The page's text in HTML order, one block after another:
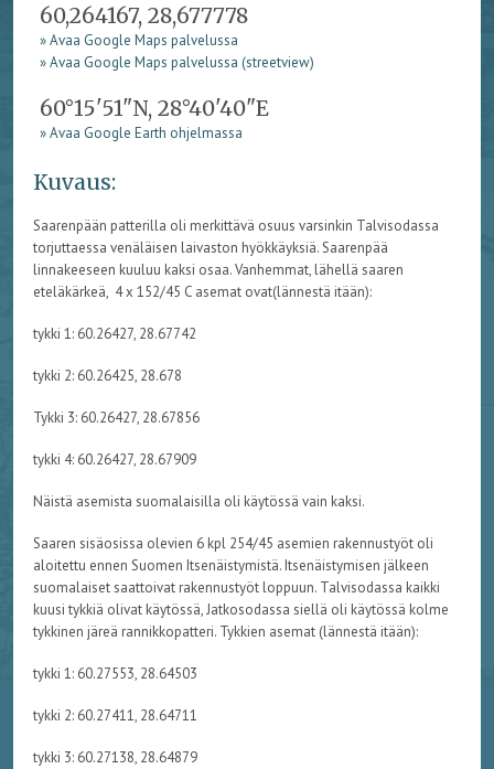
60,264167, 28,677778
» Avaa Google Maps palvelussa
» Avaa Google Maps palvelussa (streetview)
60°15'51"N, 28°40'40"E
» Avaa Google Earth ohjelmassa
Kuvaus:
Saarenpään patterilla oli merkittävä osuus varsinkin Talvisodassa
torjuttaessa venäläisen laivaston hyökkäyksiä. Saarenpää
linnakeeseen kuuluu kaksi osaa. Vanhemmat, lähellä saaren
eteläkärkeä, 4 x 152/45 C asemat ovat(lännestä itään):
tykki 1: 60.26427, 28.67742
tykki 2: 60.26425, 28.678
Tykki 3: 60.26427, 28.67856
tykki 4: 60.26427, 28.67909
Näistä asemista suomalaisilla oli käytössä vain kaksi.
Saaren sisäosissa olevien 6 kpl 254/45 asemien rakennustyöt oli
aloitettu ennen Suomen Itsenäistymistä. Itsenäistymisen jälkeen
suomalaiset saattoivat rakennustyöt loppuun. Talvisodassa kaikki
kuusi tykkiä olivat käytössä, Jatkosodassa siellä oli käytössä kolme
tykkinen järeä rannikkopatteri. Tykkien asemat (lännestä itään):
tykki 1: 60.27553, 28.64503
tykki 2: 60.27411, 28.64711
tykki 3: 60.27138, 28.64879